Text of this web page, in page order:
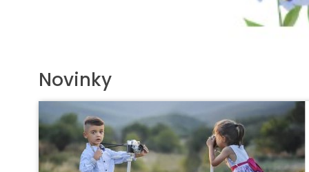
Novinky